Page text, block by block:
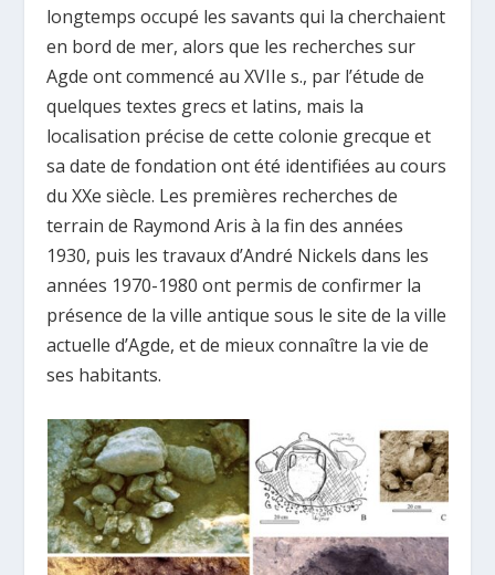
longtemps occupé les savants qui la cherchaient
en bord de mer, alors que les recherches sur
Agde ont commencé au XVIIe s., par l’étude de
quelques textes grecs et latins, mais la
localisation précise de cette colonie grecque et
sa date de fondation ont été identifiées au cours
du XXe siècle. Les premières recherches de
terrain de Raymond Aris à la fin des années
1930, puis les travaux d’André Nickels dans les
années 1970-1980 ont permis de confirmer la
présence de la ville antique sous le site de la ville
actuelle d’Agde, et de mieux connaître la vie de
ses habitants.